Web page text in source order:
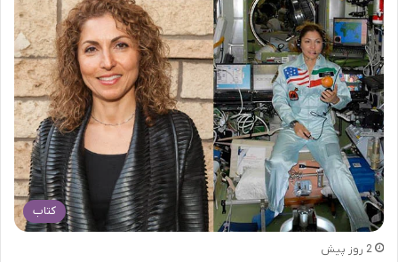
کتاب
2 روز پیش